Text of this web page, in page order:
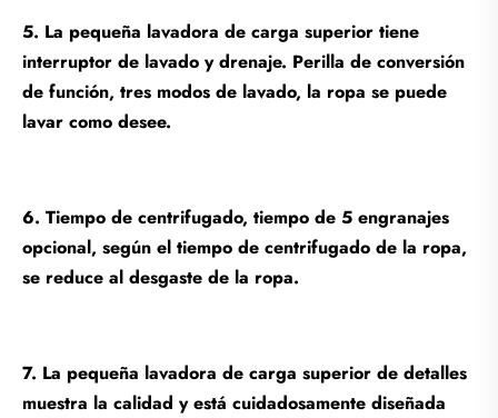
5. La pequeña lavadora de carga superior tiene
interruptor de lavado y drenaje. Perilla de conversión
de función, tres modos de lavado, la ropa se puede
lavar como desee.
6. Tiempo de centrifugado, tiempo de 5 engranajes
opcional, según el tiempo de centrifugado de la ropa,
se reduce al desgaste de la ropa.
7. La pequeña lavadora de carga superior de detalles
muestra la calidad y está cuidadosamente diseñada